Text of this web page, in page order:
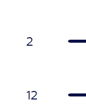
2
12